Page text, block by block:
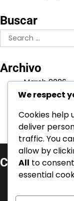
Buscar
Search
for:
Archivo
March 2026
February
Categorías
Aspectos
Biografías
We respect
Cookies help
deliver
traffic. You
allow by
All to
essential